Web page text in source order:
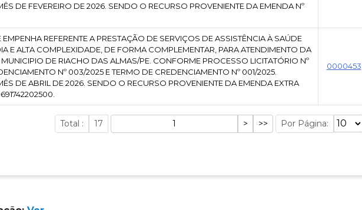
DE FEVEREIRO DE 2026. SENDO O RECURSO PROVENIENTE DA EMENDA Nº
REFERENTE A PRESTAÇÃO DE SERVIÇOS DE ASSISTÊNCIA À SAÚDE
E ALTA COMPLEXIDADE, DE FORMA COMPLEMENTAR, PARA ATENDIMENTO DA
DE RIACHO DAS ALMAS/PE. CONFORME PROCESSO LICITATÓRIO Nº
Nº 003/2025 E TERMO DE CREDENCIAMENTO Nº 001/2025.
DE ABRIL DE 2026. SENDO O RECURSO PROVENIENTE DA EMENDA EXTRA
0000453
Total : 17 Por Página: